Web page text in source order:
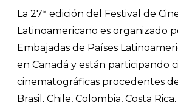
La 27ª edición del Festival de
Latinoamericano es organizado
Embajadas de Países
en Canadá y están participando
cinematográficas procedentes
Brasil, Chile, Colombia, Costa